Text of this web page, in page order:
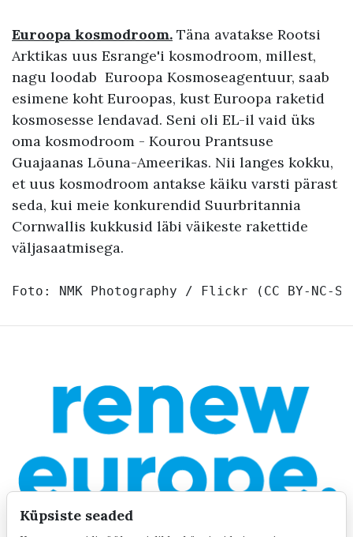
Euroopa kosmodroom. Täna avatakse Rootsi
Arktikas uus Esrange'i kosmodroom, millest,
nagu loodab Euroopa Kosmoseagentuur, saab
esimene koht Euroopas, kust Euroopa raketid
kosmosesse lendavad. Seni oli EL-il vaid üks
oma kosmodroom - Kourou Prantsuse
Guajaanas Lõuna-Ameerikas. Nii langes kokku,
et uus kosmodroom antakse käiku varsti pärast
seda, kui meie konkurendid Suurbritannia
Cornwallis kukkusid läbi väikeste rakettide
väljasaatmisega.
Foto: NMK Photography / Flickr ( CC BY-NC-
Küpsiste seaded